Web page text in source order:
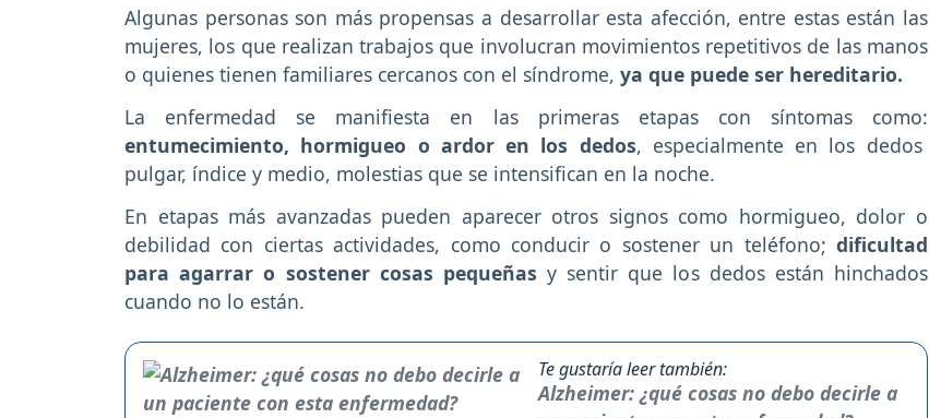
Algunas personas son más propensas a desarrollar esta afección, entre estas están las
mujeres, los que realizan trabajos que involucran movimientos repetitivos de las manos
o quienes tienen familiares cercanos con el síndrome, ya que puede ser hereditario.
La enfermedad se manifiesta en las primeras etapas con síntomas como:
entumecimiento, hormigueo o ardor en los dedos, especialmente en los dedos
pulgar, índice y medio, molestias que se intensifican en la noche.
En etapas más avanzadas pueden aparecer otros signos como hormigueo, dolor o
debilidad con ciertas actividades, como conducir o sostener un teléfono; dificultad
para agarrar o sostener cosas pequeñas y sentir que los dedos están hinchados
cuando no lo están.
Te gustaría leer también:
Alzheimer: ¿qué cosas no debo decirle a